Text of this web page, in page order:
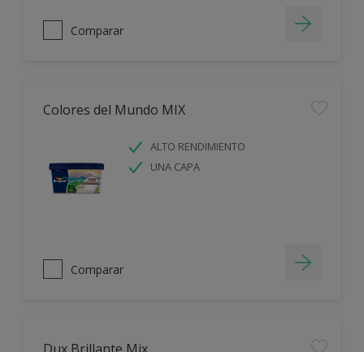
Comparar
Colores del Mundo MIX
ALTO RENDIMIENTO
UNA CAPA
Comparar